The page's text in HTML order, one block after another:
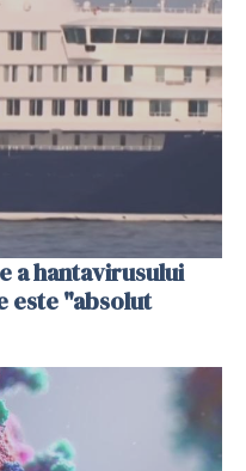
a hantavirusului
este "absolut